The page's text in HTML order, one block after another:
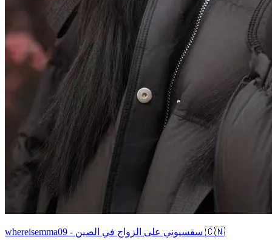
whereisemma09 - سقسيوني على الزواج في الصين 🇨🇳